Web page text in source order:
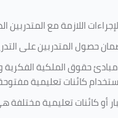
اللازمة مع المتدربين
حصول المتدربين على
حقوق الملكية
كائنات تعليمية
أو كائنات تعليمية